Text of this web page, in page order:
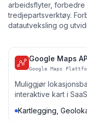
arbeidsflyter, forbedre
tredjepartsverktøy.
datautveksling og
Google Maps
Google Maps
Muliggjør
interaktive kart i
Kartlegging,